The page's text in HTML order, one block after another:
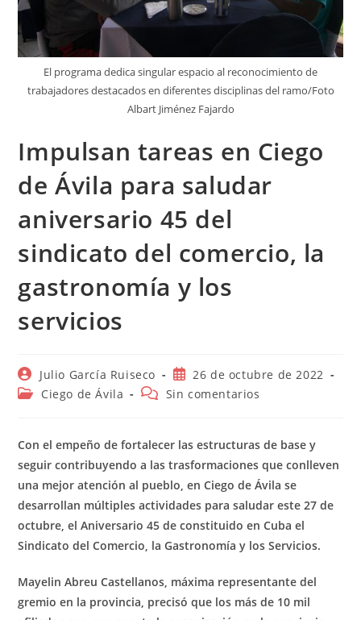
El programa dedica singular espacio al reconocimiento de
trabajadores destacados en diferentes disciplinas del ramo/Foto
Albart Jiménez Fajardo
Impulsan tareas en Ciego
de Ávila para saludar
aniversario 45 del
sindicato del comercio, la
gastronomía y los
servicios
Autor
de
la
Julio García Ruiseco
Publicación
de
26 de octubre de 2022
Categoría
entrada:
Ciego de Ávila
Comentarios
entrada:
Sin comentarios
Con el empeño de fortalecer las estructuras de base y
seguir contribuyendo a las trasformaciones que conlleven
una mejor atención al pueblo, en Ciego de Ávila se
desarrollan múltiples actividades para saludar este 27 de
octubre, el Aniversario 45 de constituido en Cuba el
Sindicato del Comercio, la Gastronomía y los Servicios.
Mayelin Abreu Castellanos, máxima representante del
gremio en la provincia, precisó que los más de 10 mil